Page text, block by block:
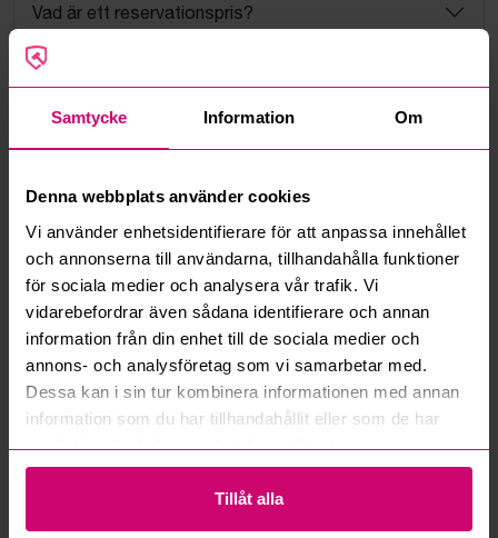
Samtycke Information Om
Denna webbplats använder cookies
Vi använder enhetsidentifierare för att anpassa innehållet
och annonserna till användarna, tillhandahålla funktioner
för sociala medier och analysera vår trafik. Vi
vidarebefordrar även sådana identifierare och annan
information från din enhet till de sociala medier och
annons- och analysföretag som vi samarbetar med.
Dessa kan i sin tur kombinera informationen med annan
information som du har tillhandahållit eller som de har
samlat in när du har använt deras tjänster.
Tillåt alla
Vad är ett reservationspris?
Hur fungerar maxbud?
Hur fungerar budmotorn?
Kan jag ångra ett bud?
Kan ni frakta mina vunna objekt?
Läs fler frågor och svar
Mer från samma kategori